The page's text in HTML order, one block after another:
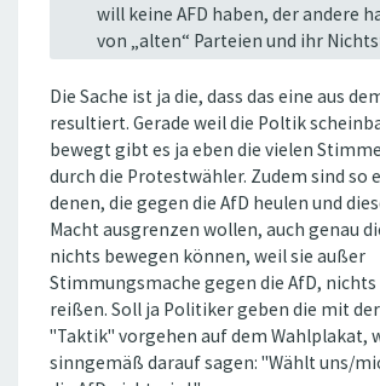
will keine AFD haben, der andere
von „alten“ Parteien und ihr
Die Sache ist ja die, dass das eine aus
resultiert. Gerade weil die Poltik
bewegt gibt es ja eben die vielen
durch die Protestwähler. Zudem sind so
denen, die gegen die AfD heulen und
Macht ausgrenzen wollen, auch genau
nichts bewegen können, weil sie außer
Stimmungsmache gegen die AfD,
reißen. Soll ja Politiker geben die mit
"Taktik" vorgehen auf dem Wahlplakat,
sinngemäß darauf sagen: "Wählt uns/